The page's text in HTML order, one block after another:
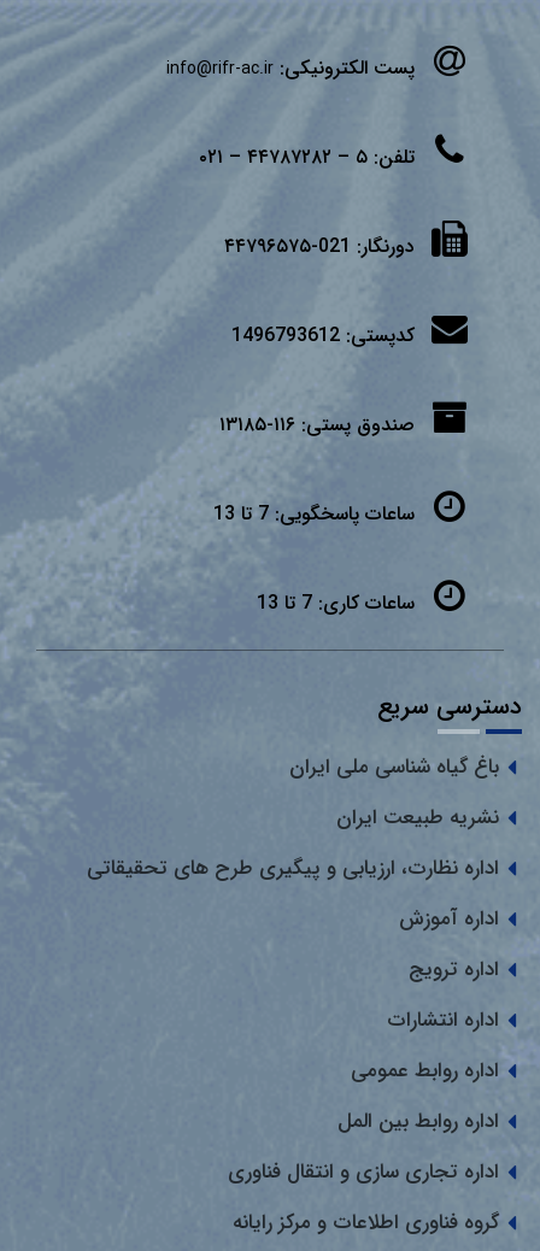
پست الکترونیکی: info@rifr-ac.ir
تلفن: ۵ – ۴۴۷۸۷۲۸۲ – ۰۲۱
دورنگار: 021-۴۴۷۹۶۵۷۵
کدپستی: 1496793612
صندوق پستی: ۱۱۶-۱۳۱۸۵
ساعات پاسخگویی: 7 تا 13
ساعات کاری: 7 تا 13
دسترسی سریع
باغ گیاه شناسی ملی ایران
نشریه طبیعت ایران
اداره نظارت، ارزیابی و پیگیری طرح های تحقیقاتی
اداره آموزش
اداره ترویج
اداره انتشارات
اداره روابط عمومی
اداره روابط بین المل
اداره تجاری سازی و انتقال فناوری
گروه فناوری اطلاعات و مرکز رایانه